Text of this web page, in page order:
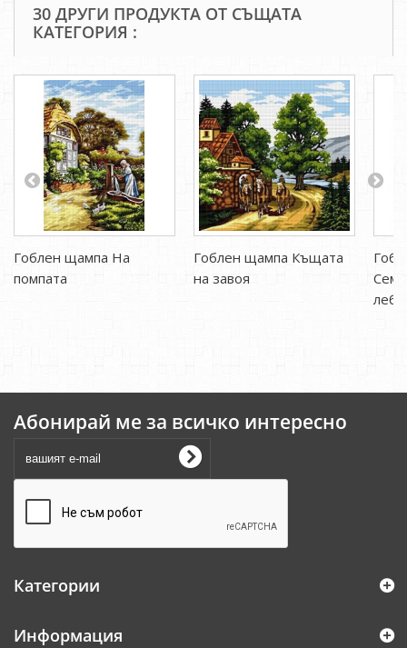
30 ДРУГИ ПРОДУКТА ОТ СЪЩАТА
КАТЕГОРИЯ :
Гоблен щампа На
помпата
Гоблен щампа Къщата
на завоя
Абонирай ме за всичко интересно
Категории
Информация